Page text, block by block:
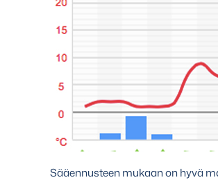
Sääennusteen mukaan on hyvä